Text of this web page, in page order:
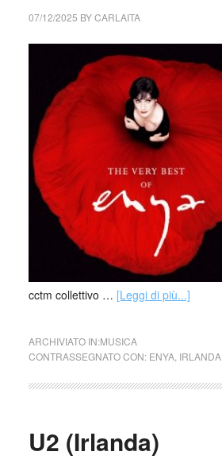
07/12/2025 BYCARLAITA
cctm collettivo … [Leggi di più...]
ARCHIVIATO IN:MUSICA
CONTRASSEGNATO CON: ENYA, IRLANDA,
U2 (Irlanda)